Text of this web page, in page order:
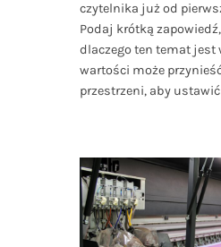
czytelnika już od
Podaj krótką
dlaczego ten temat jest
wartości może
przestrzeni, aby